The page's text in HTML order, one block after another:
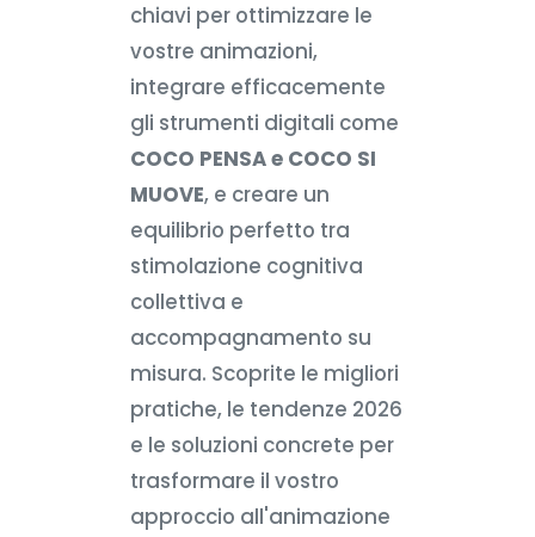
chiavi per ottimizzare le
vostre animazioni,
integrare efficacemente
gli strumenti digitali come
COCO PENSA e COCO SI
MUOVE, e creare un
equilibrio perfetto tra
stimolazione cognitiva
collettiva e
accompagnamento su
misura. Scoprite le migliori
pratiche, le tendenze 2026
e le soluzioni concrete per
trasformare il vostro
approccio all'animazione